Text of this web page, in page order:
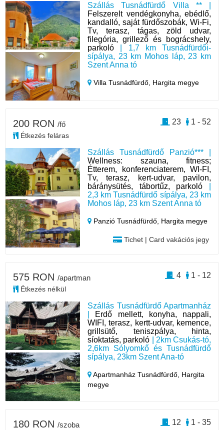
Szállás Tusnádfürdő Villa ** |
Felszerelt vendégkonyha, ebédlő,
kandalló, saját fürdőszobák, Wi-Fi,
Tv, terasz, tágas, zöld udvar,
filegória, grillező és bográcshely,
parkoló | 1,7 km Tusnádfürdői-
sípálya, 23 km Mohos láp, 23 km
Szent Anna tó
Villa Tusnádfürdő, Hargita megye
Szállás Tusnádfürdő Panzió*** |
Wellness: szauna, fitness;
Étterem, konferenciaterem, WI-FI,
Tv, terasz, kert-udvar, pavilon,
báránysütés, tábortűz, parkoló
2,3 km Tusnádfürdő sípálya, 23 km
Mohos láp, 23 km Szent Anna tó
Panzió Tusnádfürdő, Hargita megye
Tichet | Card vakációs jegy
200 RON /fő
Étkezés feláras
1 - 52
23
Szállás Tusnádfürdő Apartmanház
Erdő mellett, konyha, nappali,
WIFI, terasz, kertt-udvar, kemence,
grillsütő, teniszpálya, hinta,
síoktatás, parkoló | 2km Csukás-tó,
2,6km Sólyomkő és Tusnádfürdő
sípálya, 23km Szent Ana-tó
Apartmanház Tusnádfürdő, Hargita
megye
575 RON /apartman
Étkezés nélkül
1 - 12
4
180 RON /szoba 1 - 35
12